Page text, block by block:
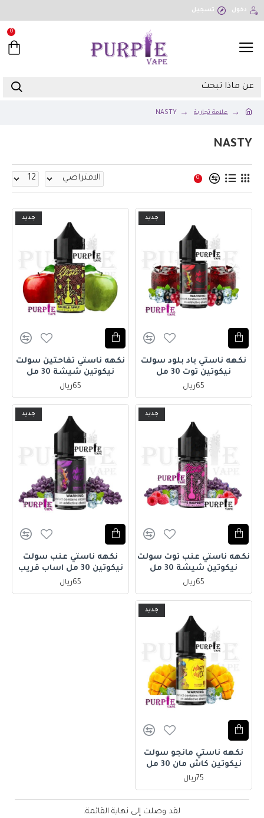
دخول تسجيل
0
علامة تجارية NASTY
NASTY
0
جديد
نكهه ناستي باد بلود سولت
نيكوتين توت 30 مل
65ريال
جديد
نكهه ناستي تفاحتين سولت
نيكوتين شيشة 30 مل
65ريال
جديد
نكهه ناستي عنب توت سولت
نيكوتين شيشة 30 مل
65ريال
جديد
نكهه ناستي عنب سولت
نيكوتين 30 مل اساب قريب
65ريال
جديد
نكهه ناستي مانجو سولت
نيكوتين كاش مان 30 مل
75ريال
لقد وصلت إلى نهاية القائمة.